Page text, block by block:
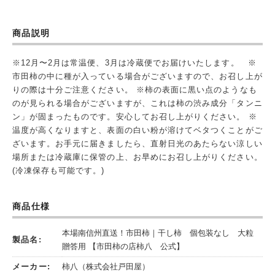
商品説明
※12月〜2月は常温便、3月は冷蔵便でお届けいたします。 ※
市田柿の中に種が入っている場合がございますので、お召し上が
りの際は十分ご注意ください。 ※柿の表面に黒い点のようなも
のが見られる場合がございますが、これは柿の渋み成分「タンニ
ン」が固まったものです。安心してお召し上がりください。 ※
温度が高くなりますと、表面の白い粉が溶けてベタつくことがご
ざいます。お手元に届きましたら、直射日光のあたらない涼しい
場所または冷蔵庫に保管の上、お早めにお召し上がりください。
(冷凍保存も可能です。)
商品仕様
製品名:
本場南信州直送！市田柿｜干し柿 個包装なし 大粒
贈答用 【市田柿の店柿八 公式】
メーカー: 柿八（株式会社戸田屋）